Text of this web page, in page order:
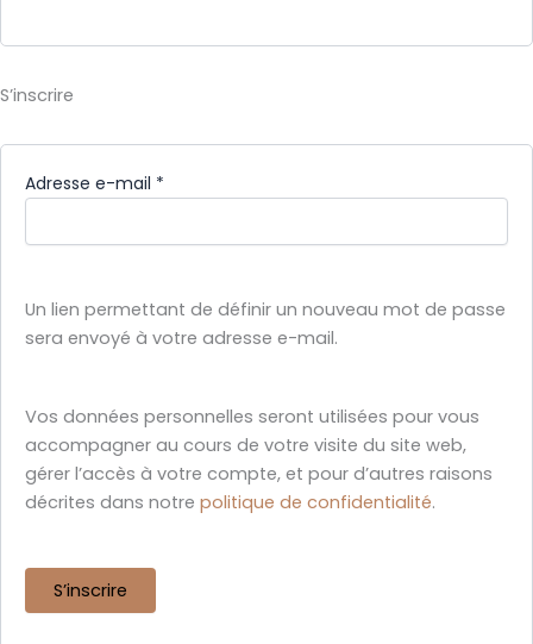
S’inscrire
Adresse e-mail *
Un lien permettant de définir un nouveau mot de passe
sera envoyé à votre adresse e-mail.
Vos données personnelles seront utilisées pour vous
accompagner au cours de votre visite du site web,
gérer l’accès à votre compte, et pour d’autres raisons
décrites dans notre politique de confidentialité.
S’inscrire